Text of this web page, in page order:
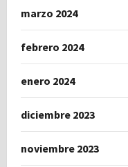
marzo 2024
febrero 2024
enero 2024
diciembre 2023
noviembre 2023